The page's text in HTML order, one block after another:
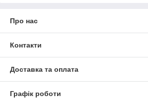
Про нас
Контакти
Доставка та оплата
Графік роботи